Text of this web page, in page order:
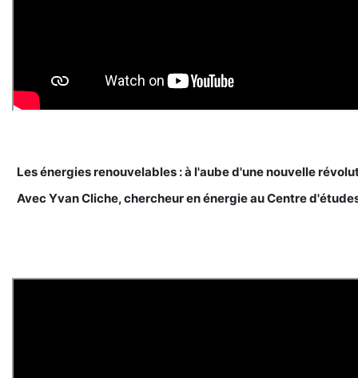
Les énergies renouvelables : à l'aube d'une nouvelle
Avec Yvan Cliche, chercheur en énergie au Centre